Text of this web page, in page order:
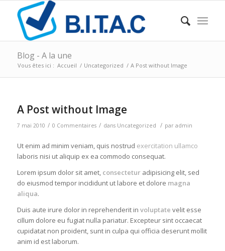
Blog - A la une
Vous êtes ici : Accueil / Uncategorized / A Post without Image
A Post without Image
7 mai 2010 / 0 Commentaires / dans Uncategorized / par admin
Ut enim ad minim veniam, quis nostrud exercitation ullamco
laboris nisi ut aliquip ex ea commodo consequat.
Lorem ipsum dolor sit amet, consecteturadipisicing elit, sed
do eiusmod tempor incididunt ut labore et dolore magna
aliqua.
Duis aute irure dolor in reprehenderit in voluptate velit esse
cillum dolore eu fugiat nulla pariatur. Excepteur sint occaecat
cupidatat non proident, sunt in culpa qui officia deserunt mollit
anim id est laborum.